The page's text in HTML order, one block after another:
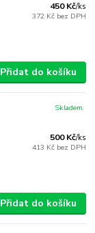
450 Kč/ks
372 Kč bez DPH
Přidat do košíku
500 Kč/ks
413 Kč bez DPH
Skladem
Přidat do košíku